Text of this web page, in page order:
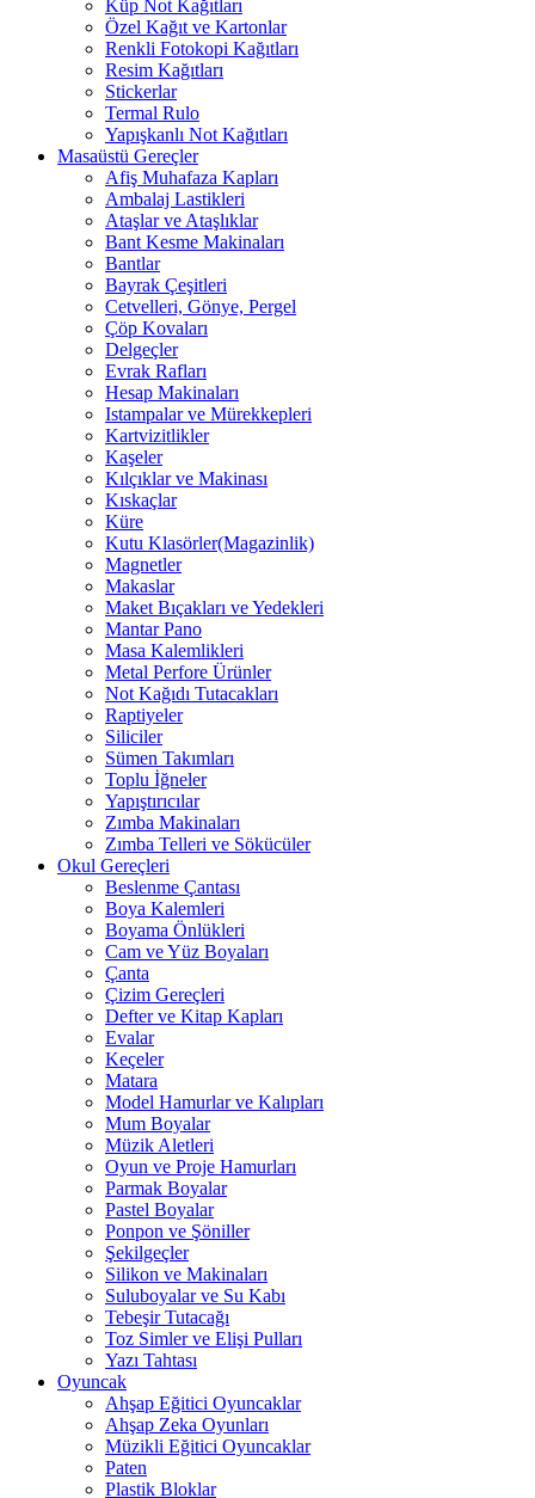
Küp Not Kağıtları
Özel Kağıt ve Kartonlar
Renkli Fotokopi Kağıtları
Resim Kağıtları
Stickerlar
Termal Rulo
Yapışkanlı Not Kağıtları
Masaüstü Gereçler
Afiş Muhafaza Kapları
Ambalaj Lastikleri
Ataşlar ve Ataşlıklar
Bant Kesme Makinaları
Bantlar
Bayrak Çeşitleri
Cetvelleri, Gönye, Pergel
Çöp Kovaları
Delgeçler
Evrak Rafları
Hesap Makinaları
Istampalar ve Mürekkepleri
Kartvizitlikler
Kaşeler
Kılçıklar ve Makinası
Kıskaçlar
Küre
Kutu Klasörler(Magazinlik)
Magnetler
Makaslar
Maket Bıçakları ve Yedekleri
Mantar Pano
Masa Kalemlikleri
Metal Perfore Ürünler
Not Kağıdı Tutacakları
Raptiyeler
Siliciler
Sümen Takımları
Toplu İğneler
Yapıştırıcılar
Zımba Makinaları
Zımba Telleri ve Sökücüler
Okul Gereçleri
Beslenme Çantası
Boya Kalemleri
Boyama Önlükleri
Cam ve Yüz Boyaları
Çanta
Çizim Gereçleri
Defter ve Kitap Kapları
Evalar
Keçeler
Matara
Model Hamurlar ve Kalıpları
Mum Boyalar
Müzik Aletleri
Oyun ve Proje Hamurları
Parmak Boyalar
Pastel Boyalar
Ponpon ve Şöniller
Şekilgeçler
Silikon ve Makinaları
Suluboyalar ve Su Kabı
Tebeşir Tutacağı
Toz Simler ve Elişi Pulları
Yazı Tahtası
Oyuncak
Ahşap Eğitici Oyuncaklar
Ahşap Zeka Oyunları
Müzikli Eğitici Oyuncaklar
Paten
Plastik Bloklar